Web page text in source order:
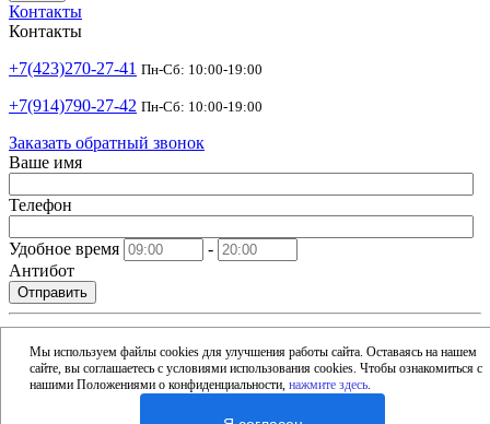
Мы используем файлы cookies для улучшения работы сайта. Оставаясь на нашем
сайте, вы соглашаетесь с условиями использования cookies. Чтобы ознакомиться с
нашими Положениями о конфиденциальности,нажмите здесь.
Контакты
Контакты
+7(423)270-27-41 Пн-Сб: 10:00-19:00
+7(914)790-27-42 Пн-Сб: 10:00-19:00
Заказать обратный звонок
Ваше имя
Телефон
Удобное время
-
Антибот
Отправить
Адрес
Россия, Владивосток, 15-я улица, 1Б